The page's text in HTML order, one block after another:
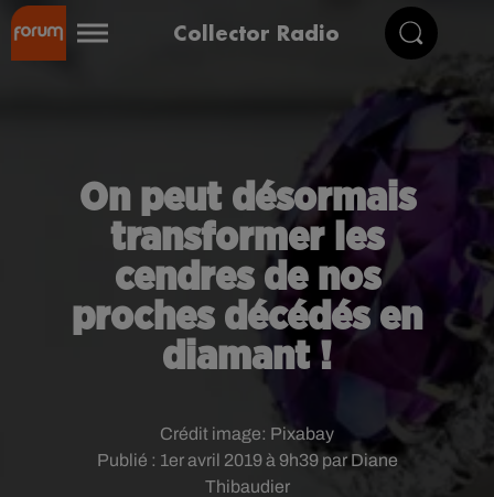
Collector Radio
On peut désormais
transformer les
cendres de nos
proches décédés en
diamant !
Publié : 1er avril 2019 à 9h39 par Diane
Thibaudier
Crédit image: Pixabay